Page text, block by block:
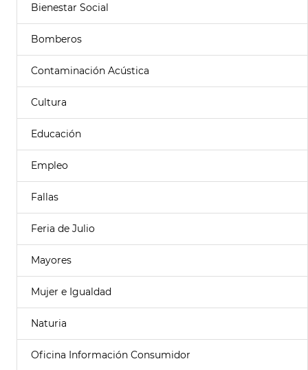
Bienestar Social
Bomberos
Contaminación Acústica
Cultura
Educación
Empleo
Fallas
Feria de Julio
Mayores
Mujer e Igualdad
Naturia
Oficina Información Consumidor